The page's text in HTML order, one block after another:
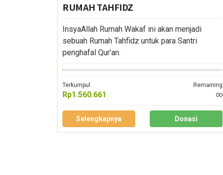
RUMAH TAHFIDZ
InsyaAllah Rumah Wakaf ini akan menjadi
sebuah Rumah Tahfidz untuk para Santri
penghafal Qur’an.
Terkumpul
Rp1.560.661
Remaining
∞
Selengkapnya Donasi